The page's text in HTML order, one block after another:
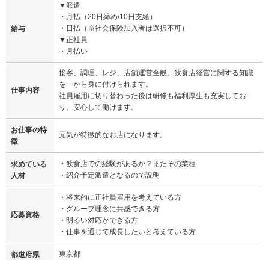
給与
▼派遣
・月払（20日締め/10日支給）
・日払（※社会保険加入者は選択不可）
▼正社員
・月払い
仕事内容
接客、調理、レジ、店舗運営全般。飲食店経営に関する知識
を一から身に付けられます。
社員雇用に切り替わった後は研修も福利厚生も充実してお
り、安心して働けます。
お仕事の特
徴
元気が特徴的なお店になります。
求めている
人材
・飲食店での経験があるか？またその業種
・紹介予定派遣となるので説明
応募資格
・将来的に正社員雇用を考えている方
・グループ理念に共感できる方
・明るい対応ができる方
・仕事を通じて成長したいと考えている方
都道府県 東京都